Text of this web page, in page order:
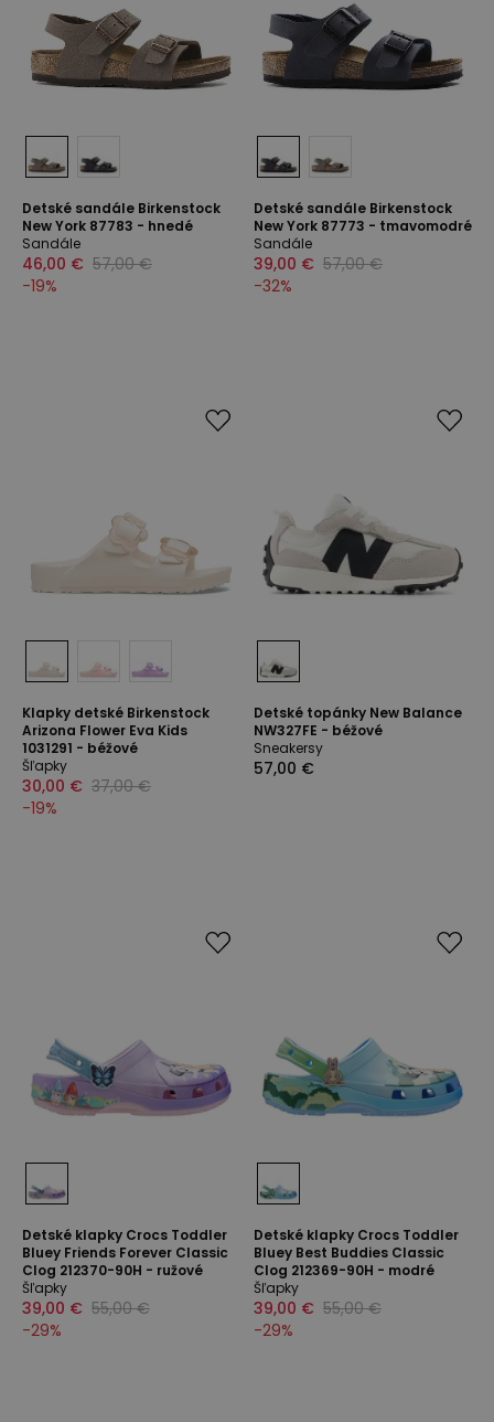
Detské sandále Birkenstock
New York 87783 - hnedé
Sandále
46,00 € 57,00 €
-19%
Detské sandále Birkenstock
New York 87773 - tmavomodré
Sandále
39,00 € 57,00 €
-32%
Klapky detské Birkenstock
Arizona Flower Eva Kids
1031291 - béžové
Šľapky
30,00 € 37,00 €
-19%
Detské topánky New Balance
NW327FE - béžové
Sneakersy
57,00 €
Detské klapky Crocs Toddler
Bluey Friends Forever Classic
Clog 212370-90H - ružové
Šľapky
39,00 € 55,00 €
-29%
Detské klapky Crocs Toddler
Bluey Best Buddies Classic
Clog 212369-90H - modré
Šľapky
39,00 € 55,00 €
-29%